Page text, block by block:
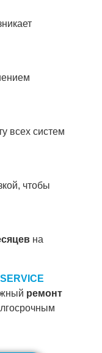
всех систем
чтобы
на
ремонт